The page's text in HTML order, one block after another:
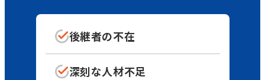
後継者の不在
深刻な人材不足